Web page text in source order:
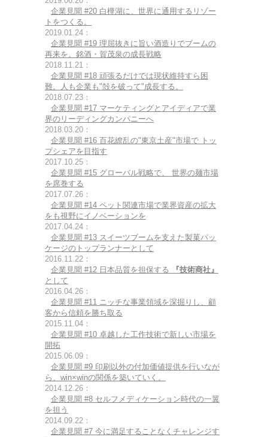
企業見聞 #20 白樺湖に、世界に通用するリゾー
トをつくる。
2019.01.24：
企業見聞 #19 理屈抜きに旨い酒造りでブームの
再来を。銘酒・賀茂泉の成長戦略
2018.11.21：
企業見聞 #18 頑張るだけでは現状維持すら困
難。人も企業も"殻を破って"成長する。
2018.07.23：
企業見聞 #17 マーケティングとアイディアで業
界のリーディングカンパニーへ
2018.03.20：
企業見聞 #16 百花繚乱の"東京土産"市場で トッ
プシェアを目指す
2017.10.25：
企業見聞 #15 グローバル戦略で、 世界の麺市場
を席巻する
2017.07.26：
企業見聞 #14 ペット関連市場で業界資産の拡大
をも視野にイノベーションを
2017.04.24：
企業見聞 #13 スイーツブームを支えた製菓パッ
ケージのトップランナーとして
2016.11.22：
企業見聞 #12 日本品質を担保する
『技術商社』
として
2016.04.26：
企業見聞 #11 ニッチな事業領域を深掘りし、顧
客から信頼を勝ち取る
2015.11.04：
企業見聞 #10 卓越した工作技術で新しい市場を
開拓
2015.06.09：
企業見聞 #9 印刷以外の付加価値提供を行いなが
ら、win×winの関係を築いていく。
2014.12.26：
企業見聞 #8 セルフメディケーション時代の一翼
を担う
2014.09.22：
企業見聞 #7 今に満足することなくチャレンジす